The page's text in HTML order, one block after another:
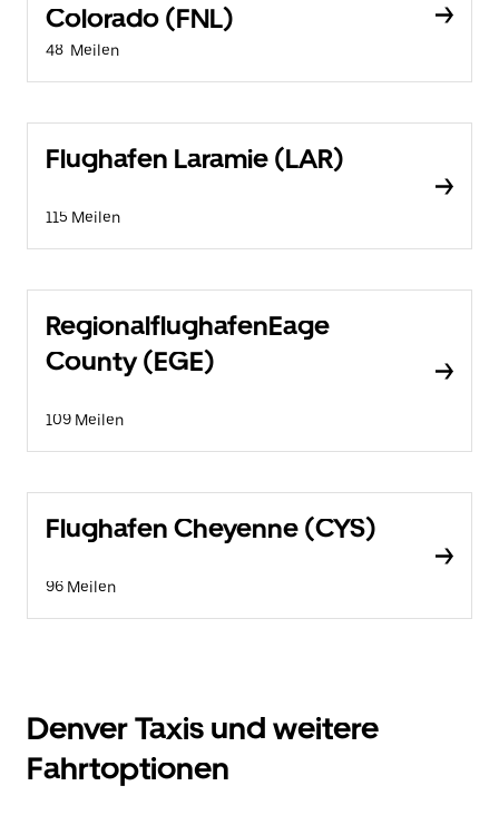
Colorado (FNL)
48 Meilen
Flughafen Laramie (LAR)
115 Meilen
RegionalflughafenEage
County (EGE)
109 Meilen
Flughafen Cheyenne (CYS)
96 Meilen
Denver Taxis und weitere
Fahrtoptionen